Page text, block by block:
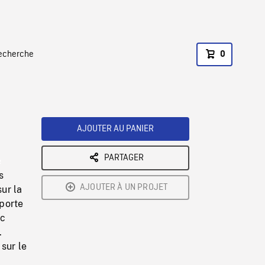
0
la
le
AJOUTER AU PANIER
PARTAGER
AJOUTER À UN PROJET